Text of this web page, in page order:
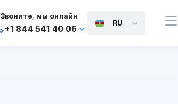
Звоните, мы онлайн
+1 844 541 40 06
RU